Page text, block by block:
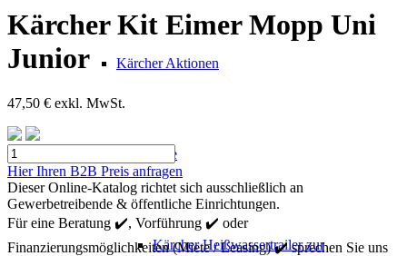
Kärcher Aktionen
Mietgeräte
Kärcher Heißwassertrailer zur
Kärcher Kit Eimer Mopp Uni
Junior
47,50 € exkl. MwSt.
Kärcher
Kit
Eimer
Mopp
Uni
Junior
Menge
Hier Ihren B2B Preis anfragen
Dieser Online-Katalog richtet sich ausschließlich an
Gewerbetreibende & öffentliche Einrichtungen.
Für eine Beratung ✔️, Vorführung ✔️ oder
Finanzierungsmöglichkeiten (Miete / Leasing) ✔️ sprechen Sie uns